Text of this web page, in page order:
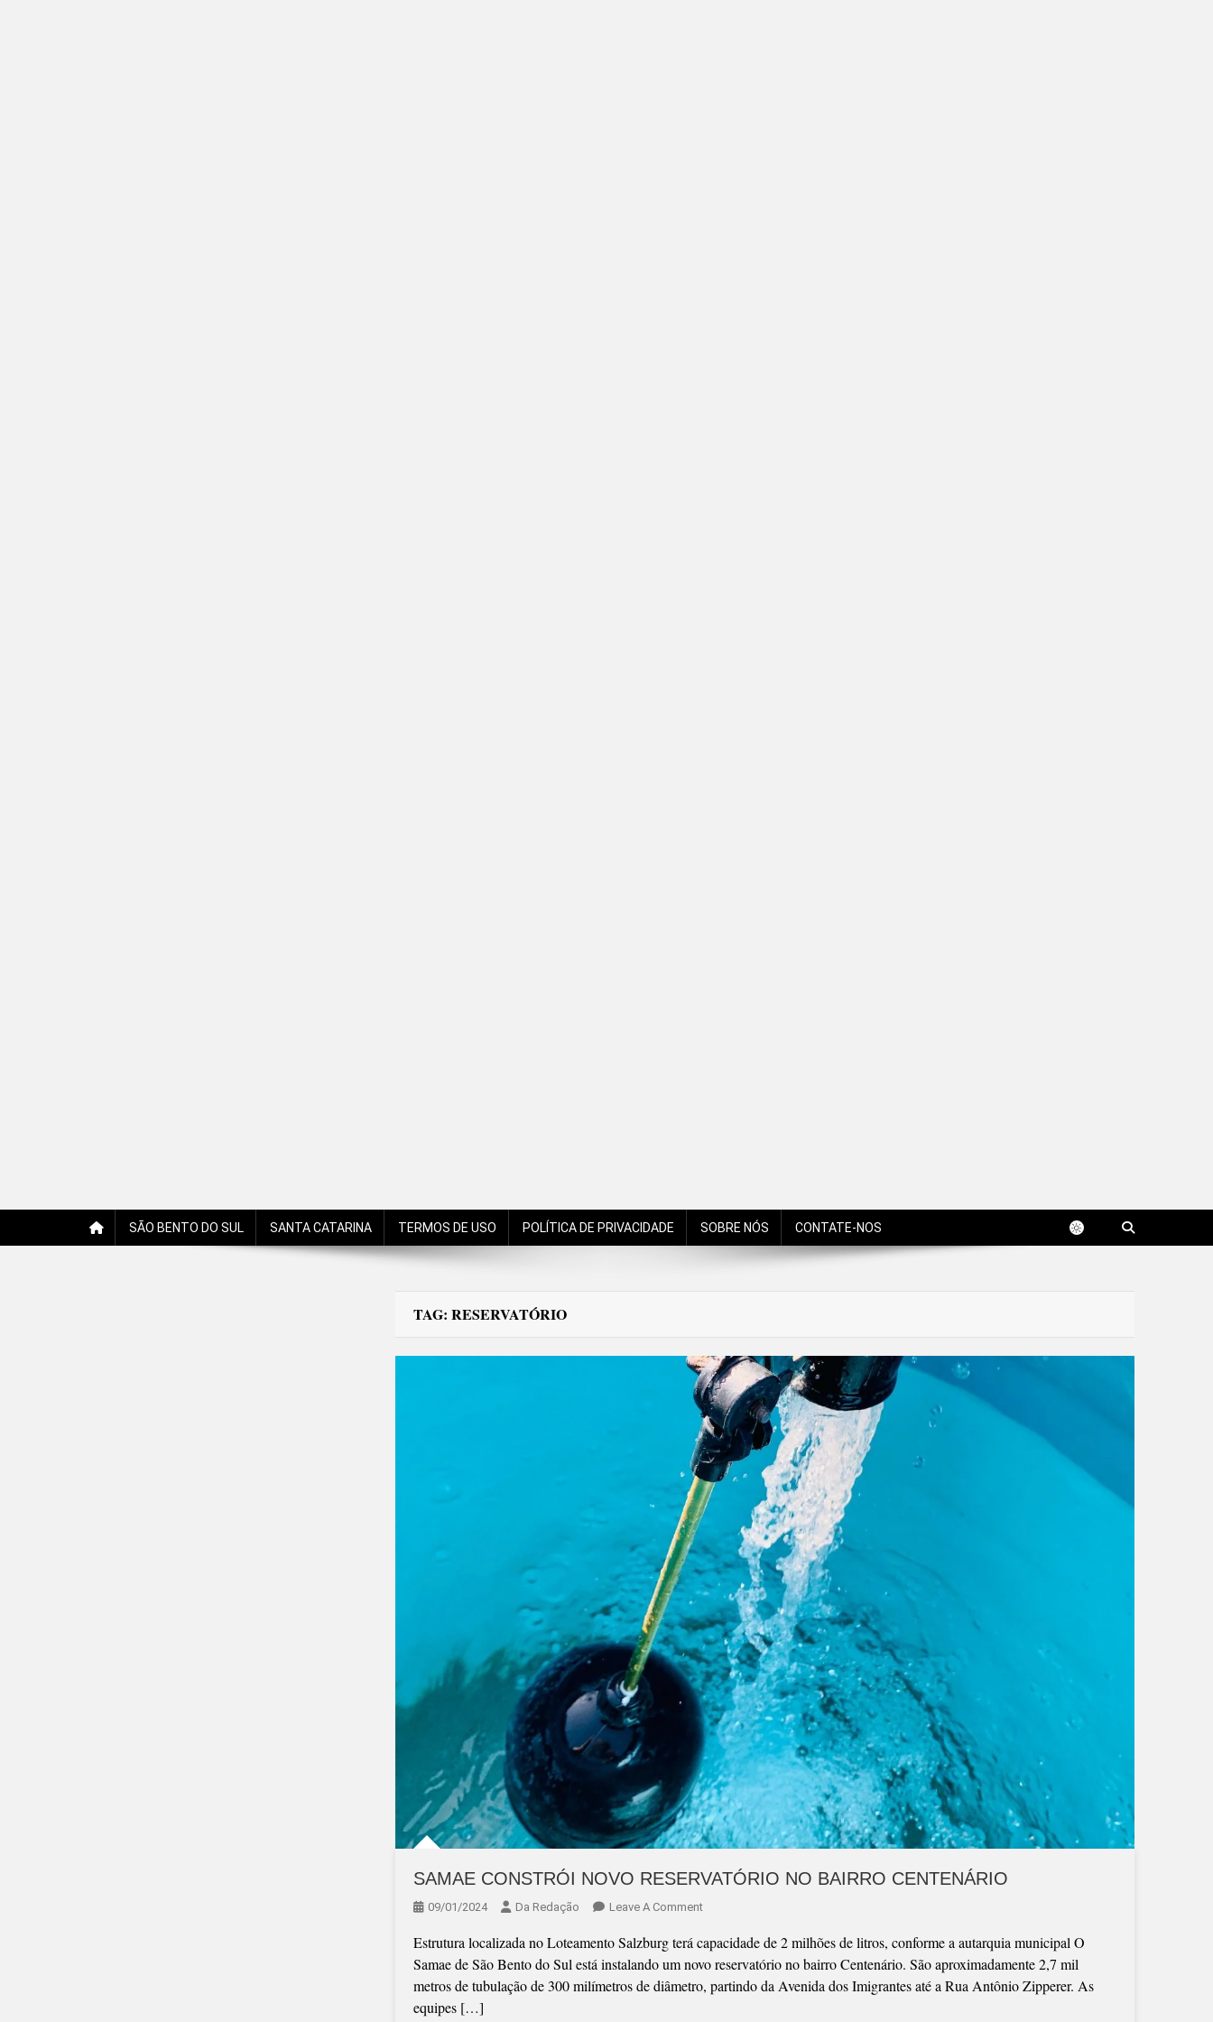
SÃO BENTO DO SUL SANTA CATARINA TERMOS DE USO POLÍTICA DE PRIVACIDADE SOBRE NÓS CONTATE-NOS
TAG: RESERVATÓRIO
SAMAE CONSTRÓI NOVO RESERVATÓRIO NO BAIRRO CENTENÁRIO
09/01/2024 Da Redação Leave A CommentOn
CONSTRÓI
NOVO
RESERVATÓRIO
Estrutura localizada no Loteamento Salzburg terá capacidade de 2 milhões de litros, conforme a autarquia municipal O
Samae de São Bento do Sul está instalando um novo reservatório no bairro Centenário. São aproximadamente 2,7 mil
metros de tubulação de 300 milímetros de diâmetro, partindo da Avenida dos Imigrantes até a Rua Antônio Zipperer. As
equipes […]